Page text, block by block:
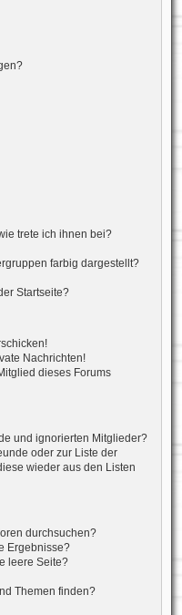
trete ich ihnen bei?
farbig dargestellt?
Startseite?
Nachrichten!
dieses Forums
und ignorierten Mitglieder?
oder zur Liste der
wieder aus den Listen
durchsuchen?
Ergebnisse?
leere Seite?
Themen finden?